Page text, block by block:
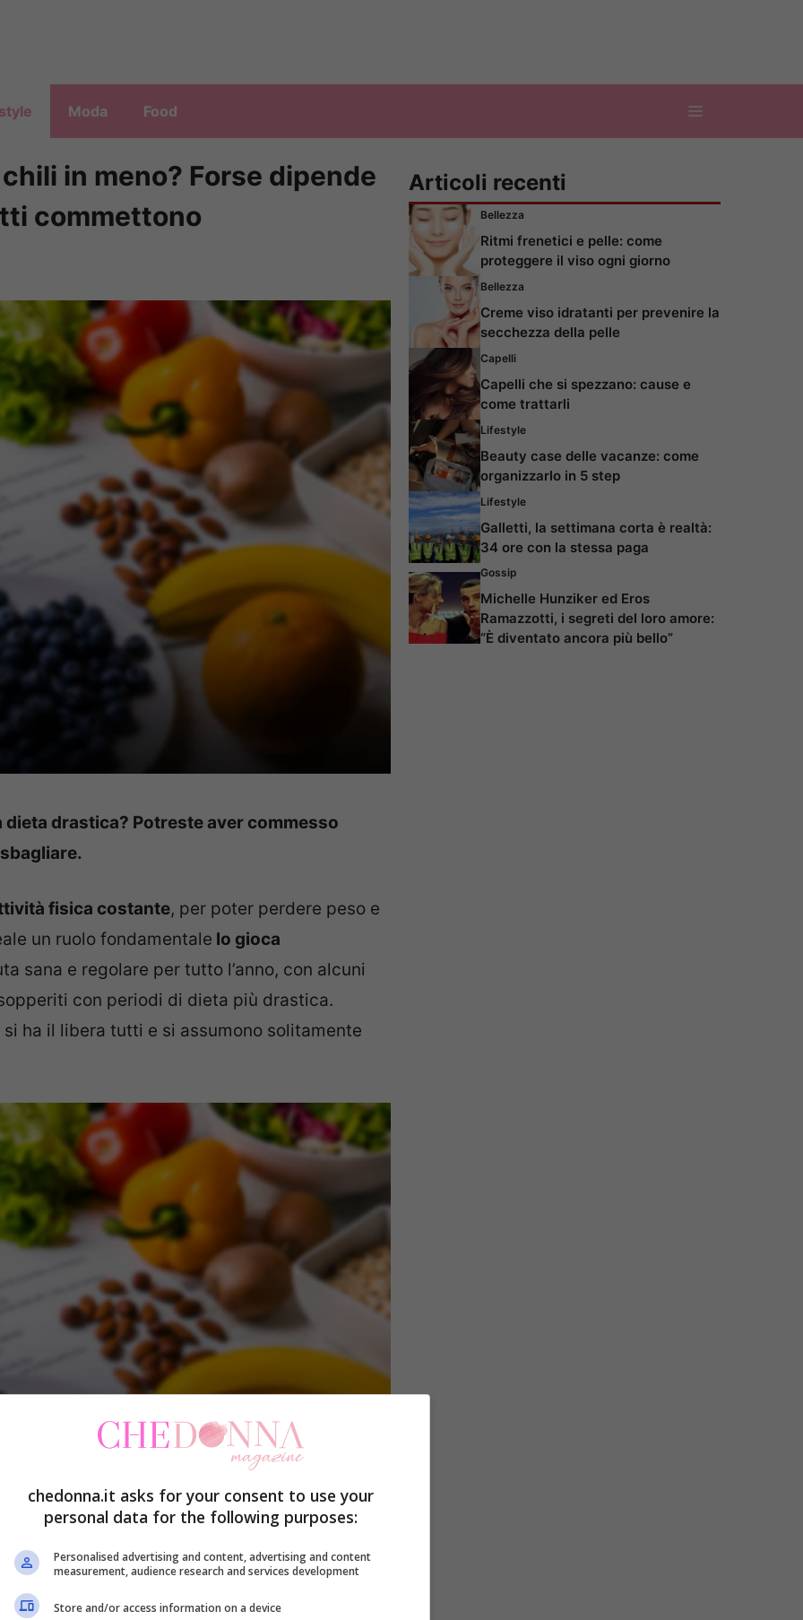
Moda Food
in meno? Forse dipende
commettono
drastica? Potreste aver commesso
fisica costante, per poter perdere peso e
un ruolo fondamentale lo gioca
sana e regolare per tutto l’anno, con alcuni
con periodi di dieta più drastica.
ha il libera tutti e si assumono solitamente
Articoli recenti
Bellezza
Ritmi frenetici e pelle: come
proteggere il viso ogni giorno
Bellezza
Creme viso idratanti per prevenire la
secchezza della pelle
Capelli
Capelli che si spezzano: cause e
come trattarli
Lifestyle
Beauty case delle vacanze: come
organizzarlo in 5 step
Lifestyle
Galletti, la settimana corta è realtà:
34 ore con la stessa paga
Gossip
Michelle Hunziker ed Eros
Ramazzotti, i segreti del loro amore:
“È diventato ancora più bello”
chedonna.it asks for your consent to use your
personal data for the following purposes:
Personalised advertising and content, advertising and content
measurement, audience research and services development
Store and/or access information on a device